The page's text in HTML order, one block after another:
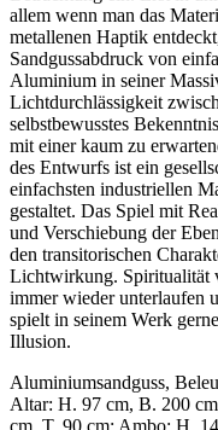
allem wenn man das
metallenen Haptik
Sandgussabdruck von
Aluminium in seiner
Lichtdurchlässigkeit
selbstbewusstes
mit einer kaum zu
des Entwurfs ist ein
einfachsten industriellen
gestaltet. Das Spiel mit
und Verschiebung der
den transitorischen
Lichtwirkung. Spiritualität
immer wieder unterlaufen
spielt in seinem Werk
Illusion.
Aluminiumsandguss,
Altar: H. 97 cm, B. 200
cm, T. 90 cm; Ambo: H.